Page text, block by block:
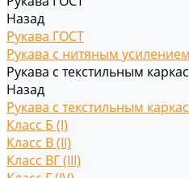
Назад
Рукава ГОСТ
Рукава с нитяным
Рукава с текстильным
Назад
Рукава с текстильным
Класс Б (I)
Класс В (II)
Класс ВГ (III)